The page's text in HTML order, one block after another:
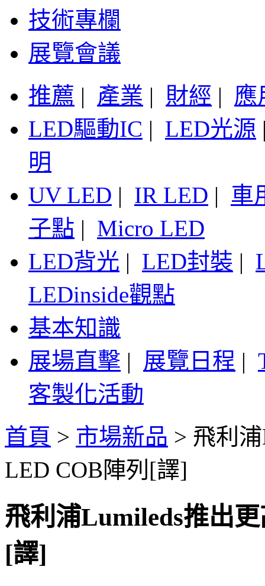
技術專欄
展覽會議
推薦 | 產業 | 財經 | 應
LED驅動IC | LED光源
明
UV LED | IR LED | 車
子點 | Micro LED
LED背光 | LED封裝 |
LEDinside觀點
基本知識
展場直擊 | 展覽日程 |
客製化活動
首頁 > 市場新品 > 飛利
LED COB陣列[譯]
飛利浦Lumileds推出
[譯]